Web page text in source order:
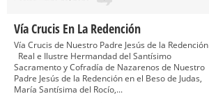
Vía Crucis En La Redención
Vía Crucis de Nuestro Padre Jesús de la Redención
Real e Ilustre Hermandad del Santísimo
Sacramento y Cofradía de Nazarenos de Nuestro
Padre Jesús de la Redención en el Beso de Judas,
María Santísima del Rocío,...